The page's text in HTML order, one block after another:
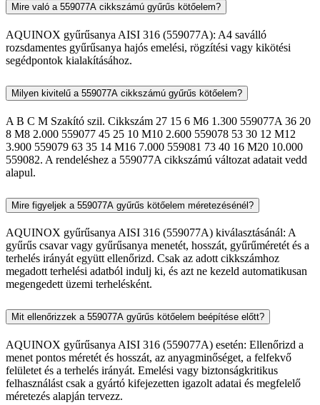
Mire való a 559077A cikkszámú gyűrűs kötőelem?
AQUINOX gyűrűsanya AISI 316 (559077A): A4 saválló
rozsdamentes gyűrűsanya hajós emelési, rögzítési vagy kikötési
segédpontok kialakításához.
Milyen kivitelű a 559077A cikkszámú gyűrűs kötőelem?
A B C M Szakító szil. Cikkszám 27 15 6 M6 1.300 559077A 36 20
8 M8 2.000 559077 45 25 10 M10 2.600 559078 53 30 12 M12
3.900 559079 63 35 14 M16 7.000 559081 73 40 16 M20 10.000
559082. A rendeléshez a 559077A cikkszámú változat adatait vedd
alapul.
Mire figyeljek a 559077A gyűrűs kötőelem méretezésénél?
AQUINOX gyűrűsanya AISI 316 (559077A) kiválasztásánál: A
gyűrűs csavar vagy gyűrűsanya menetét, hosszát, gyűrűméretét és a
terhelés irányát együtt ellenőrizd. Csak az adott cikkszámhoz
megadott terhelési adatból indulj ki, és azt ne kezeld automatikusan
megengedett üzemi terhelésként.
Mit ellenőrizzek a 559077A gyűrűs kötőelem beépítése előtt?
AQUINOX gyűrűsanya AISI 316 (559077A) esetén: Ellenőrizd a
menet pontos méretét és hosszát, az anyagminőséget, a felfekvő
felületet és a terhelés irányát. Emelési vagy biztonságkritikus
felhasználást csak a gyártó kifejezetten igazolt adatai és megfelelő
méretezés alapján tervezz.